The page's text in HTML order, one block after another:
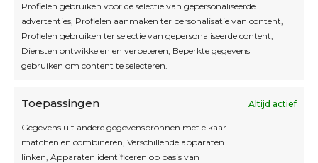
Profielen gebruiken voor de selectie van gepersonaliseerde
advertenties, Profielen aanmaken ter personalisatie van content,
Profielen gebruiken ter selectie van gepersonaliseerde content,
Diensten ontwikkelen en verbeteren, Beperkte gegevens
gebruiken om content te selecteren.
Toepassingen Altijd actief
Gegevens uit andere gegevensbronnen met elkaar
matchen en combineren, Verschillende apparaten
linken, Apparaten identificeren op basis van
Interesse in leuke kadotips of toffe acties?
Laat dan hier je mailadres achter.